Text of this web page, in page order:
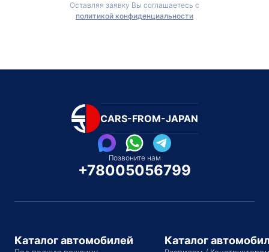
Оставляя заявку Вы соглашаетесь с
политикой конфиденциальности
CARS-FROM-JAPAN
Позвоните нам
+78005056799
Каталог автомобилей Каталог